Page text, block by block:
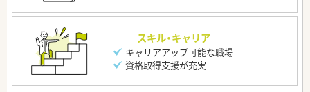
スキル・キャリア
キャリアアップ可能な職場
資格取得支援が充実